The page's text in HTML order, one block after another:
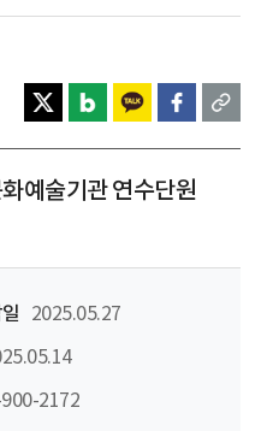
예술기관 연수단원
2025.05.27
2172